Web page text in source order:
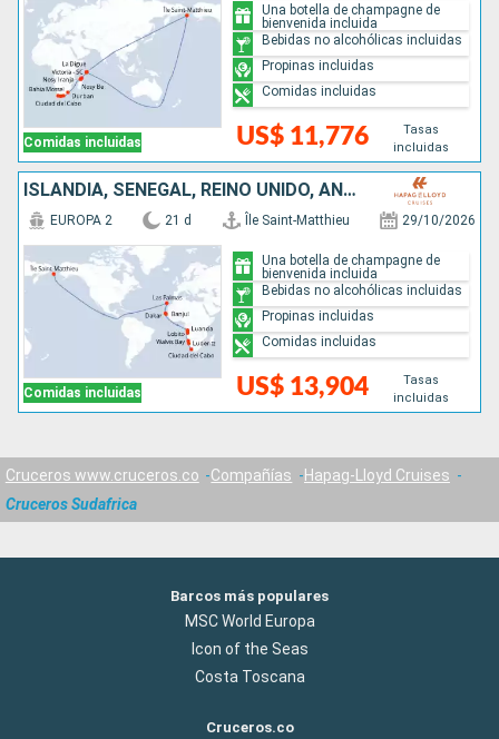
Comidas incluidas US$ 11,776
Tasas
incluidas
Una botella de champagne de
bienvenida incluida
Bebidas no alcohólicas incluidas
Propinas incluidas
Comidas incluidas
ISLANDIA, SENEGAL, REINO UNIDO, ANGOLA, NAMIBIA, SUDAFRICA
Comidas incluidas
EUROPA 2 21 d Île Saint-Matthieu 29/10/2026
US$ 13,904
Tasas
incluidas
Una botella de champagne de
bienvenida incluida
Bebidas no alcohólicas incluidas
Propinas incluidas
Comidas incluidas
Cruceros www.cruceros.co Compañías
Hapag-Lloyd Cruises
Cruceros Sudafrica
Barcos más populares
MSC World Europa
Icon of the Seas
Costa Toscana
Cruceros.co